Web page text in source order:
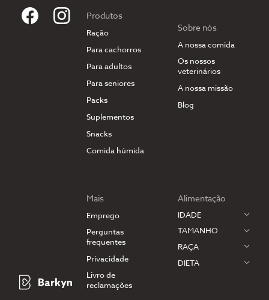
Produtos
Ração
Para cachorros
Para adultos
Para seniores
Packs
Suplementos
Snacks
Comida húmida
Sobre nós
A nossa comida
Os nossos
veterinários
A nossa missão
Blog
Mais
Emprego
Perguntas
frequentes
Privacidade
Livro de
reclamações
Alimentação
IDADE
TAMANHO
RAÇA
DIETA